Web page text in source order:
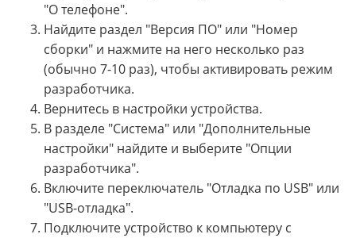
"О телефоне".
Найдите раздел "Версия ПО" или "Номер
сборки" и нажмите на него несколько раз
(обычно 7-10 раз), чтобы активировать режим
разработчика.
Вернитесь в настройки устройства.
В разделе "Система" или "Дополнительные
настройки" найдите и выберите "Опции
разработчика".
Включите переключатель "Отладка по USB" или
"USB-отладка".
Подключите устройство к компьютеру с